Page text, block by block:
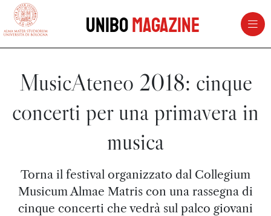
vai al contenuto della pagina
UniboMagazine
MusicAteneo 2018: cinque
concerti per una primavera in
musica
Torna il festival organizzato dal Collegium
Musicum Almae Matris con una rassegna di
cinque concerti che vedrà sul palco giovani